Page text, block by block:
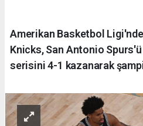
Amerikan Basketbol
Knicks, San Antonio
serisini 4-1 kazanarak